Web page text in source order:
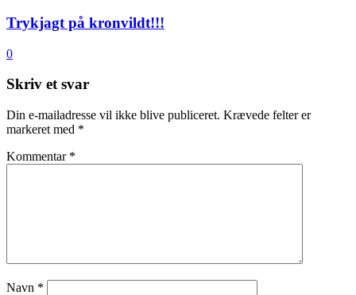
Trykjagt på kronvildt!!!
0
Skriv et svar
Din e-mailadresse vil ikke blive publiceret. Krævede felter er
markeret med *
Kommentar *
Navn *